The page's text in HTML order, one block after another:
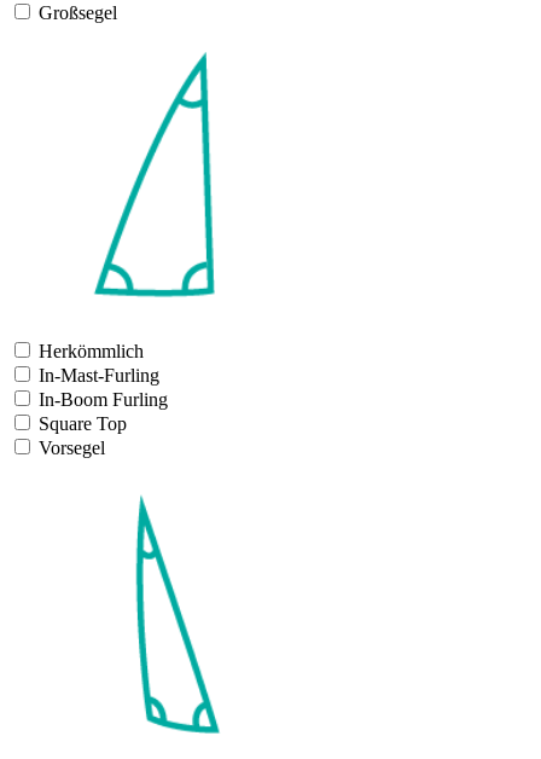
Großsegel
Herkömmlich
In-Mast-Furling
In-Boom Furling
Square Top
Vorsegel